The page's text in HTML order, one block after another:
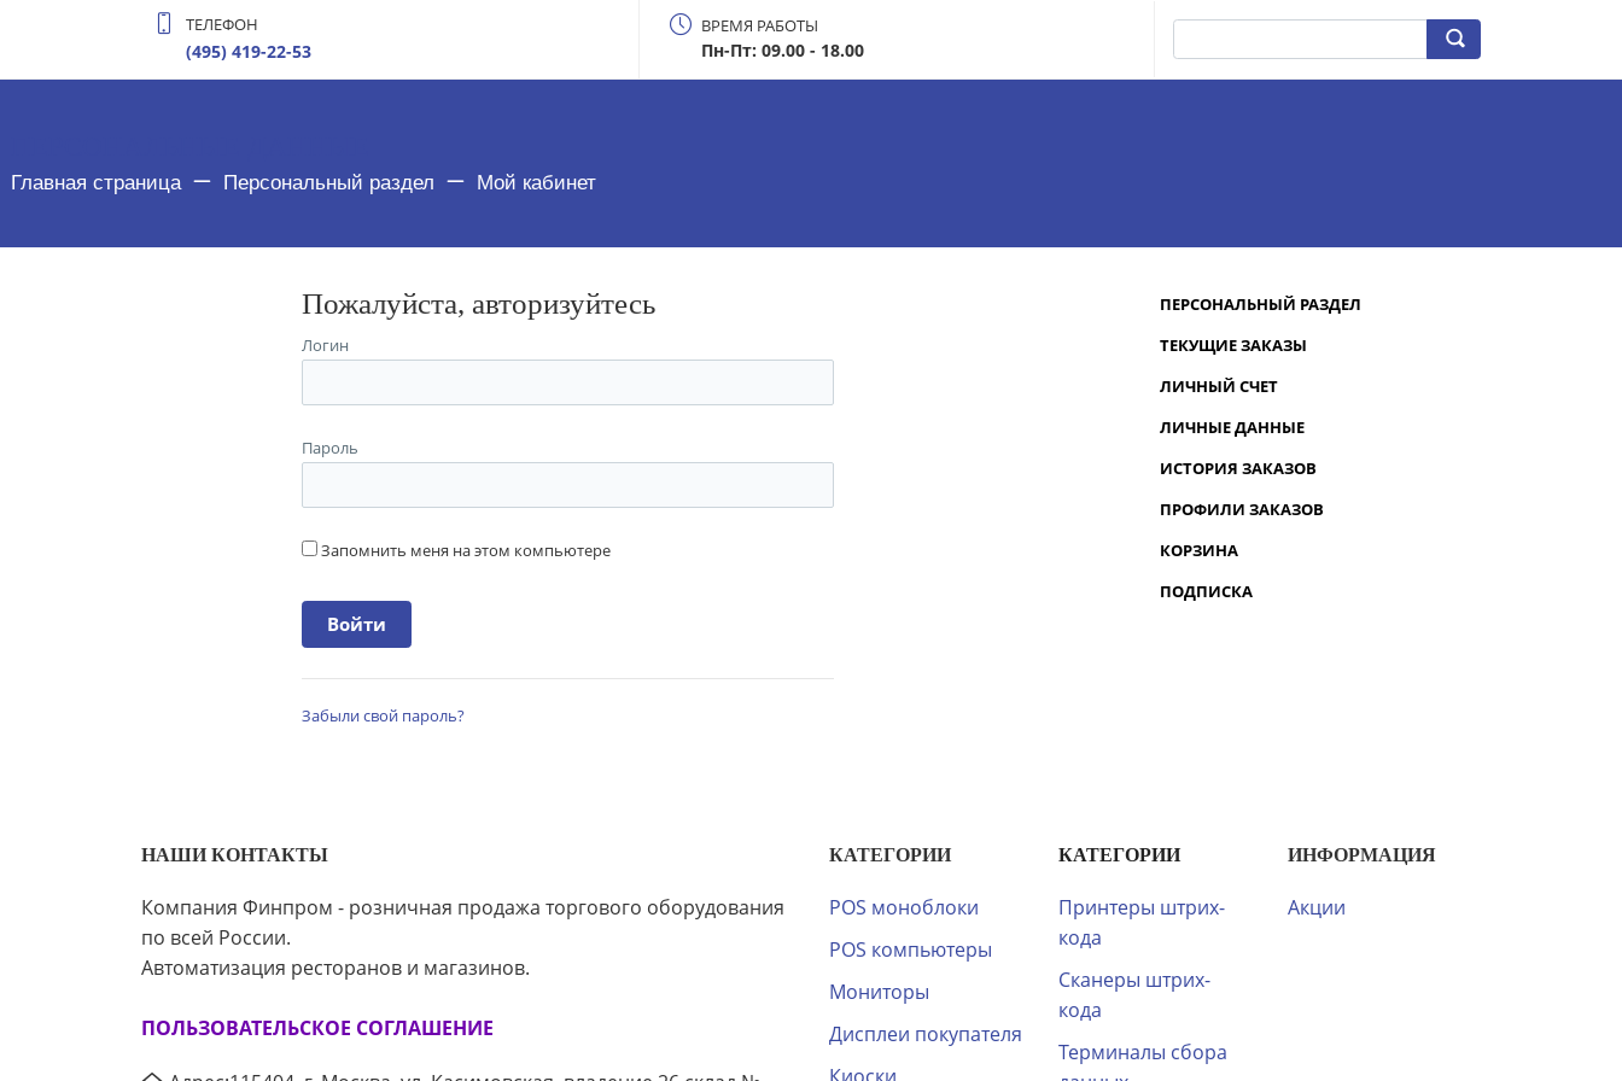
ТЕЛЕФОН
(495) 419-22-53
ВРЕМЯ РАБОТЫ
Пн-Пт: 09.00 - 18.00
Главная страница Персональный раздел Мой кабинет
ПЕРСОНАЛЬНЫЙ РАЗДЕЛ
ТЕКУЩИЕ ЗАКАЗЫ
ЛИЧНЫЙ СЧЕТ
ЛИЧНЫЕ ДАННЫЕ
ИСТОРИЯ ЗАКАЗОВ
ПРОФИЛИ ЗАКАЗОВ
КОРЗИНА
ПОДПИСКА
Пожалуйста, авторизуйтесь
Логин
Пароль
Запомнить меня на этом компьютере
Забыли свой пароль?
НАШИ КОНТАКТЫ
Компания Финпром - розничная продажа торгового оборудования
по всей России.
Автоматизация ресторанов и магазинов.
ПОЛЬЗОВАТЕЛЬСКОЕ СОГЛАШЕНИЕ
КАТЕГОРИИ
POS моноблоки
POS компьютеры
Мониторы
Дисплеи покупателя
КАТЕГОРИИ
Принтеры штрих-
кода
Сканеры штрих-
кода
Терминалы сбора
ИНФОРМАЦИЯ
Акции